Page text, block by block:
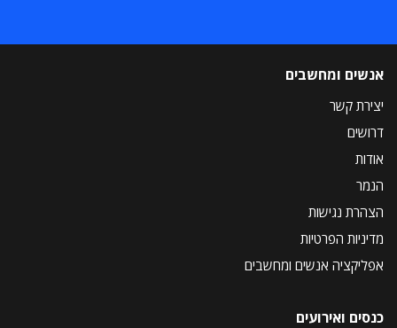
אנשים ומחשבים
יצירת קשר
דרושים
אודות
הנמר
הצהרת נגישות
מדיניות הפרטיות
אפליקציה אנשים ומחשבים
כנסים ואירועים